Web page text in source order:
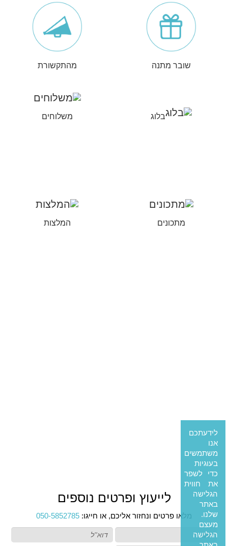
שובר מתנה מהתקשורת
בלוג משלוחים
מתכונים המלצות
לייעוץ ופרטים נוספים
מלאו פרטים ונחזור אליכם, או חייגו: 050-5852785
לידעתכם
אנו
משתמשים
בעוגיות
כדי לשפר
את חווית
הגלישה
באתר
שלנו.
מעצם
הגלישה